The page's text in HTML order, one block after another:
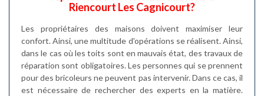
Riencourt Les Cagnicourt?
Les propriétaires des maisons doivent maximiser leur
confort. Ainsi, une multitude d'opérations se réalisent. Ainsi,
dans le cas où les toits sont en mauvais état, des travaux de
réparation sont obligatoires. Les personnes qui se prennent
pour des bricoleurs ne peuvent pas intervenir. Dans ce cas, il
est nécessaire de rechercher des experts en la matière.